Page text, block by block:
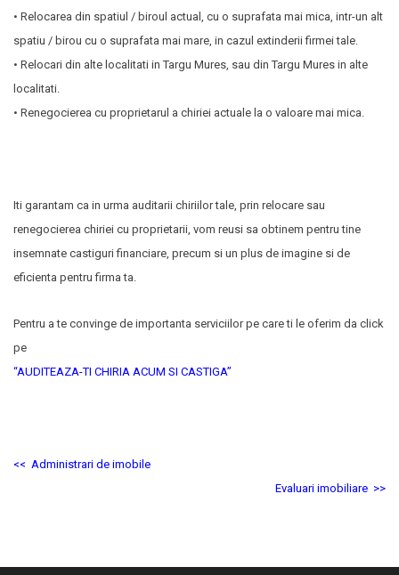
• Relocarea din spatiul / biroul actual, cu o suprafata mai mica, intr-un alt
spatiu / birou cu o suprafata mai mare, in cazul extinderii firmei tale.
• Relocari din alte localitati in Targu Mures, sau din Targu Mures in alte
localitati.
• Renegocierea cu proprietarul a chiriei actuale la o valoare mai mica.
Iti garantam ca in urma auditarii chiriilor tale, prin relocare sau
renegocierea chiriei cu proprietarii, vom reusi sa obtinem pentru tine
insemnate castiguri financiare, precum si un plus de imagine si de
eficienta pentru firma ta.
Pentru a te convinge de importanta serviciilor pe care ti le oferim da click
pe
“AUDITEAZA-TI CHIRIA ACUM SI CASTIGA”
<< Administrari de imobil e
Evaluari imobiliare >>